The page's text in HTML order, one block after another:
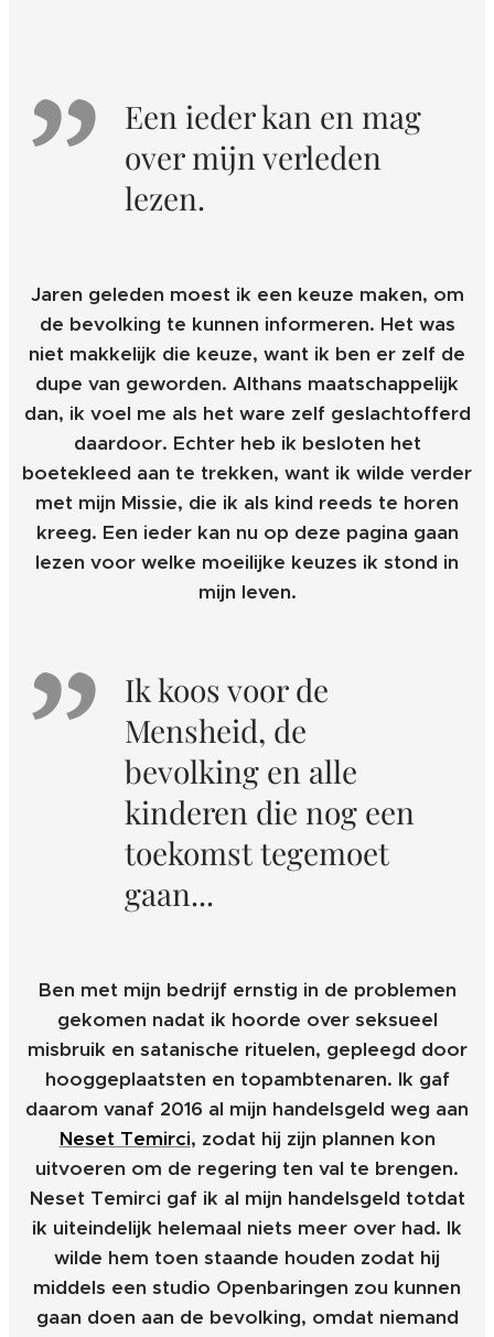
Een ieder kan en mag
over mijn verleden
lezen.
Jaren geleden moest ik een keuze maken, om
de bevolking te kunnen informeren. Het was
niet makkelijk die keuze, want ik ben er zelf de
dupe van geworden. Althans maatschappelijk
dan, ik voel me als het ware zelf geslachtofferd
daardoor. Echter heb ik besloten het
boetekleed aan te trekken, want ik wilde verder
met mijn Missie, die ik als kind reeds te horen
kreeg. Een ieder kan nu op deze pagina gaan
lezen voor welke moeilijke keuzes ik stond in
mijn leven.
Ik koos voor de
Mensheid, de
bevolking en alle
kinderen die nog een
toekomst tegemoet
gaan...
Ben met mijn bedrijf ernstig in de problemen
gekomen nadat ik hoorde over seksueel
misbruik en satanische rituelen, gepleegd door
hooggeplaatsten en topambtenaren. Ik gaf
daarom vanaf 2016 al mijn handelsgeld weg aan
Neset Temirci, zodat hij zijn plannen kon
uitvoeren om de regering ten val te brengen.
Neset Temirci gaf ik al mijn handelsgeld totdat
ik uiteindelijk helemaal niets meer over had. Ik
wilde hem toen staande houden zodat hij
middels een studio Openbaringen zou kunnen
gaan doen aan de bevolking, omdat niemand